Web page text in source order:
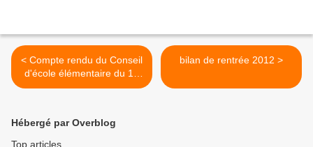
< Compte rendu du Conseil
d'école élémentaire du 12
juin 2012
bilan de rentrée 2012 >
Hébergé par Overblog
Top articles